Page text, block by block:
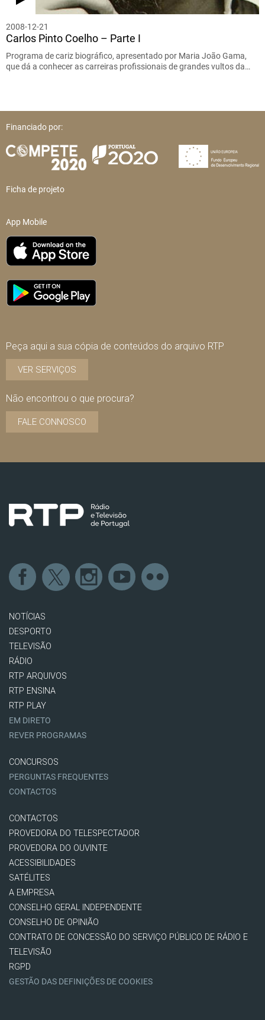
2008-12-21
Carlos Pinto Coelho – Parte I
Programa de cariz biográfico, apresentado por Maria João Gama,
que dá a conhecer as carreiras profissionais de grandes vultos da…
Financiado por:
Ficha de projeto
App Mobile
Peça aqui a sua cópia de conteúdos do arquivo RTP
VER SERVIÇOS
Não encontrou o que procura?
FALE CONNOSCO
NOTÍCIAS
DESPORTO
TELEVISÃO
RÁDIO
RTP ARQUIVOS
RTP ENSINA
RTP PLAY
EM DIRETO
REVER PROGRAMAS
CONCURSOS
PERGUNTAS FREQUENTES
CONTACTOS
CONTACTOS
PROVEDORA DO TELESPECTADOR
PROVEDORA DO OUVINTE
ACESSIBILIDADES
SATÉLITES
A EMPRESA
CONSELHO GERAL INDEPENDENTE
CONSELHO DE OPINIÃO
CONTRATO DE CONCESSÃO DO SERVIÇO PÚBLICO DE RÁDIO E
TELEVISÃO
RGPD
GESTÃO DAS DEFINIÇÕES DE COOKIES